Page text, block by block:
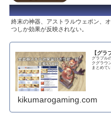
終末の神器、アストラルウェポン、
つしか効果が反映されない。
【グ
グラブル
クグラウ
まとめて
kikumarogaming.com